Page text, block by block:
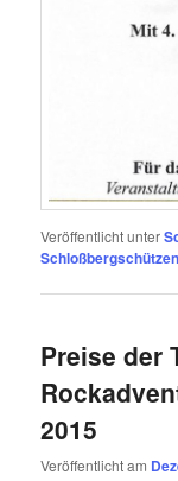
Veröffentlicht unter
Schloßbergschützen
Preise der
2015
Veröffentlicht am